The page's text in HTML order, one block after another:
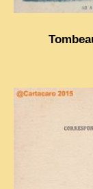
INDOCHINE
ARMÉE,
MÉTIERS,
TRADITIONS ET